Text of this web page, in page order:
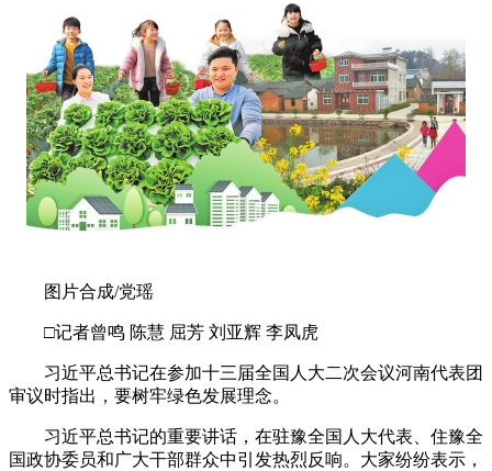
图片合成/党瑶
□记者曾鸣 陈慧 屈芳 刘亚辉 李凤虎
习近平总书记在参加十三届全国人大二次会议河南代表团
审议时指出，要树牢绿色发展理念。
习近平总书记的重要讲话，在驻豫全国人大代表、住豫全
国政协委员和广大干部群众中引发热烈反响。大家纷纷表示，